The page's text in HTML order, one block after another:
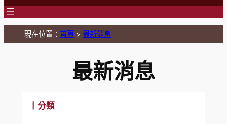
現在位置： 首頁 > 最新消息
最新消息
丨分類